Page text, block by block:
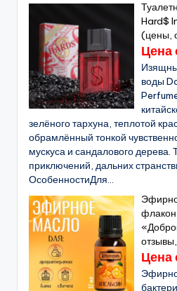
Hard$
(цены,
Цена
воды
зелёного тархуна, теплотой
обрамлённый тонкой
мускуса и сандалового дерева.
приключений, дальних
ОсобенностиДля...
Цена